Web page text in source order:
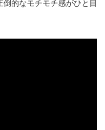
的なモチモチ感がひと目